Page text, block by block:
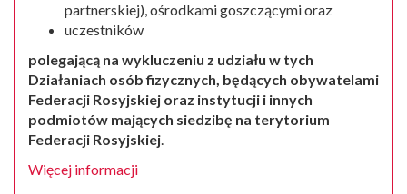
partnerskiej), ośrodkami goszczącymi oraz
uczestników
polegającą na wykluczeniu z udziału w tych
Działaniach osób fizycznych, będących obywatelami
Federacji Rosyjskiej oraz instytucji i innych
podmiotów mających siedzibę na terytorium
Federacji Rosyjskiej.
Więcej informacji